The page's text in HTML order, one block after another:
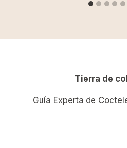
Tierra de
Guía Experta de